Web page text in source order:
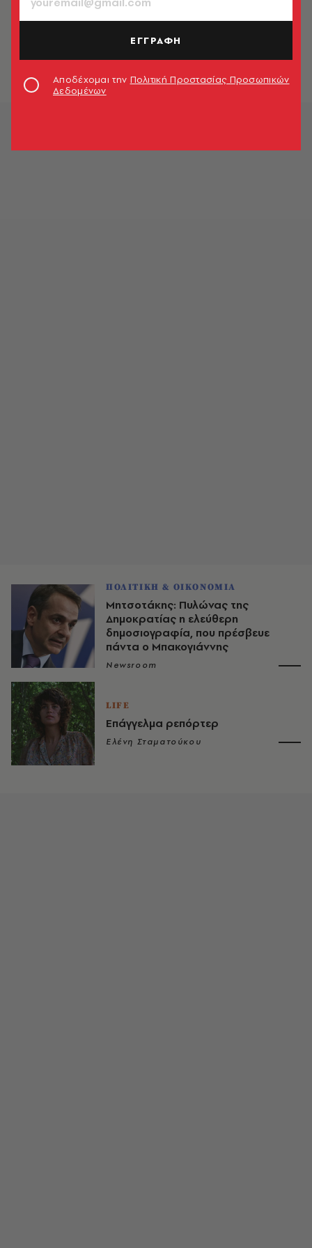
ΤΕΧΝΟΛΟΓΙΑ - ΕΠΙΣΤΗΜΗ
Τα βάσανα της δημοσιογραφίας
τον καιρό του Facebook
Θανάσης Παναγόπουλος
ΠΟΛΙΤΙΚΗ & ΟΙΚΟΝΟΜΙΑ
Μητσοτάκης: Πυλώνας της
Δημοκρατίας η ελεύθερη
δημοσιογραφία, που πρέσβευε
πάντα ο Μπακογιάννης
Newsroom
LIFE
Επάγγελμα ρεπόρτερ
Ελένη Σταματούκου
ΕΓΓΡΑΦΗ
Αποδέχομαι την Πολιτική Προστασίας Προσωπικών
Δεδομένων